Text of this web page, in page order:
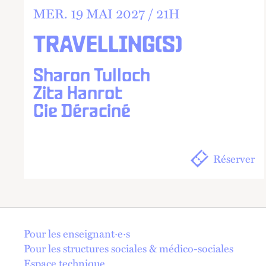
TRAVELLING(S)
Sharon Tulloch
Zita Hanrot
Cie Déraciné
MER. 19 MAI 2027 /21H
Réserver
En 1 click !
Pour les enseignant·e·s
Pour les structures sociales & médico-sociales
Espace technique